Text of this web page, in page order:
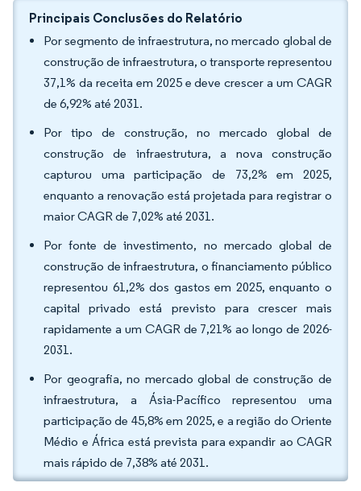
Principais Conclusões do Relatório
Por segmento de infraestrutura, no mercado global de
construção de infraestrutura, o transporte representou
37,1% da receita em 2025 e deve crescer a um CAGR
de 6,92% até 2031.
Por tipo de construção, no mercado global de
construção de infraestrutura, a nova construção
capturou uma participação de 73,2% em 2025,
enquanto a renovação está projetada para registrar o
maior CAGR de 7,02% até 2031.
Por fonte de investimento, no mercado global de
construção de infraestrutura, o financiamento público
representou 61,2% dos gastos em 2025, enquanto o
capital privado está previsto para crescer mais
rapidamente a um CAGR de 7,21% ao longo de 2026-
2031.
Por geografia, no mercado global de construção de
infraestrutura, a Ásia-Pacífico representou uma
participação de 45,8% em 2025, e a região do Oriente
Médio e África está prevista para expandir ao CAGR
mais rápido de 7,38% até 2031.